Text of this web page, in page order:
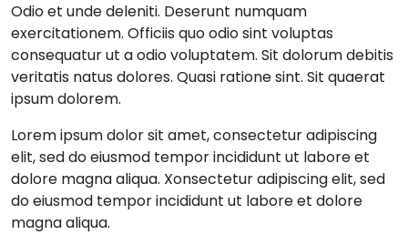
Odio et unde deleniti. Deserunt numquam
exercitationem. Officiis quo odio sint voluptas
consequatur ut a odio voluptatem. Sit dolorum debitis
veritatis natus dolores. Quasi ratione sint. Sit quaerat
ipsum dolorem.
Lorem ipsum dolor sit amet, consectetur adipiscing
elit, sed do eiusmod tempor incididunt ut labore et
dolore magna aliqua. Xonsectetur adipiscing elit, sed
do eiusmod tempor incididunt ut labore et dolore
magna aliqua.